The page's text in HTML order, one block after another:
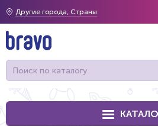
Другие города, Страны